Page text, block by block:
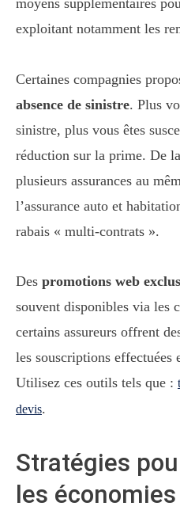
moyens supplémentaires
exploitant notamment les
Certaines compagnies
absence de sinistre. Plus
sinistre, plus vous êtes
réduction sur la prime. De
plusieurs assurances au
l’assurance auto et
rabais « multi-contrats ».
Des promotions web
souvent disponibles via les
certains assureurs offrent
les souscriptions effectuées
Utilisez ces outils tels que :
devis.
Stratégies
les économies